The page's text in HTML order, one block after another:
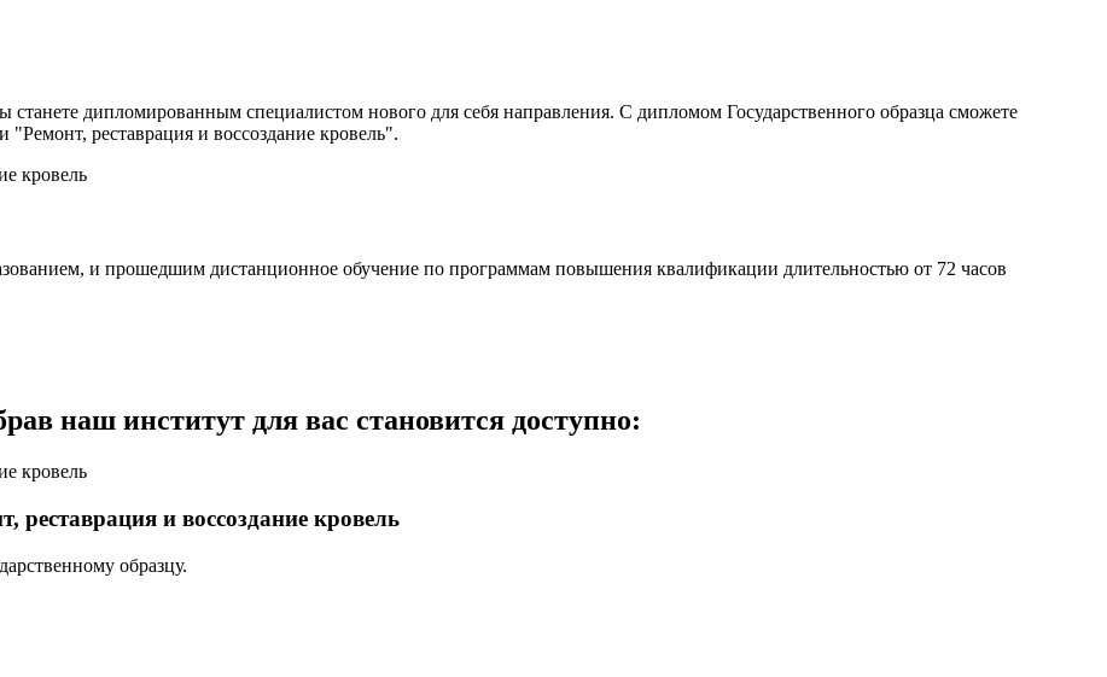
дипломированным специалистом нового для себя направления. С дипломом Государственного образца сможете
реставрация и воссоздание кровель".
и прошедшим дистанционное обучение по программам повышения квалификации длительностью от 72 часов
наш институт для вас становится доступно:
реставрация и воссоздание кровель
образцу.